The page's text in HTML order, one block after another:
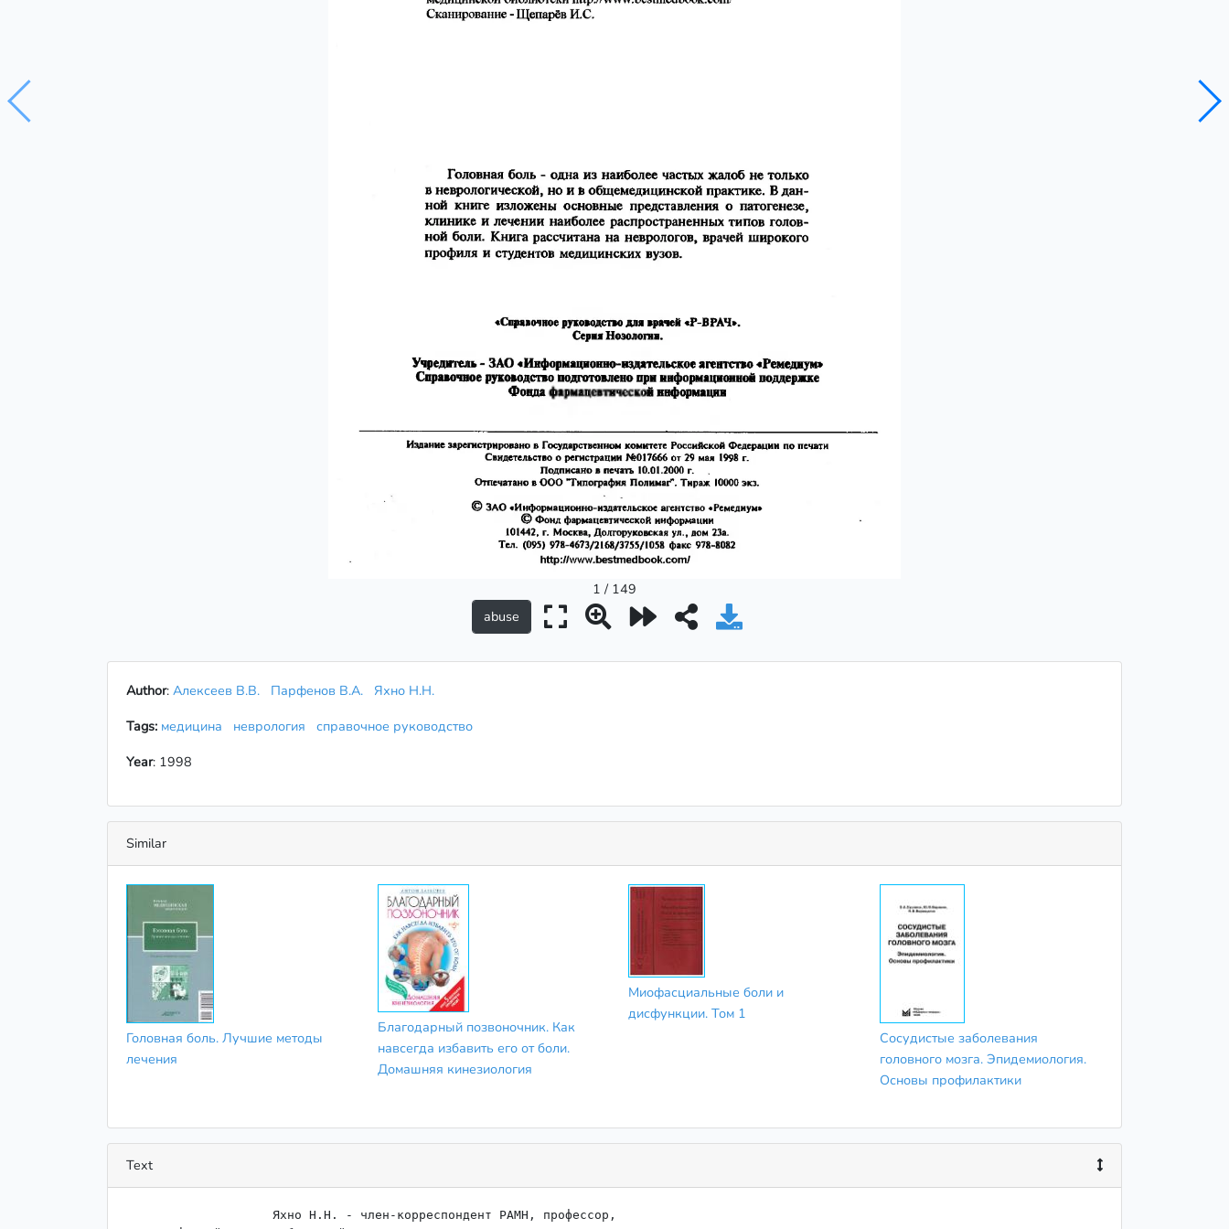
1 / 149
Author: Алексеев В.В. Парфенов В.А.
Яхно Н.Н.
Tags: медицина неврология
справочное руководство
Year: 1998
Similar
Головная боль. Лучшие методы
лечения
Благодарный позвоночник. Как
навсегда избавить его от боли.
Домашняя кинезиология
Миофасциальные боли и
дисфункции. Том 1
Сосудистые заболевания
головного мозга. Эпидемиология.
Основы профилактики
Text